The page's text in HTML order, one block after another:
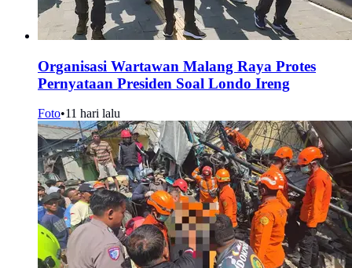
Organisasi Wartawan Malang Raya Protes
Pernyataan Presiden Soal Londo Ireng
Foto•11 hari lalu